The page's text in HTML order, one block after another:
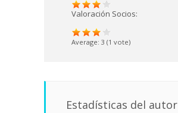
Valoración Socios:
Average: 3 (1 vote)
Estadísticas del autor